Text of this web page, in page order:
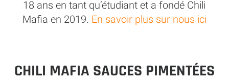
18 ans en tant qu’étudiant et a fondé Chili
Mafia en 2019. En savoir plus sur nous ici
CHILI MAFIA SAUCES PIMENTÉES